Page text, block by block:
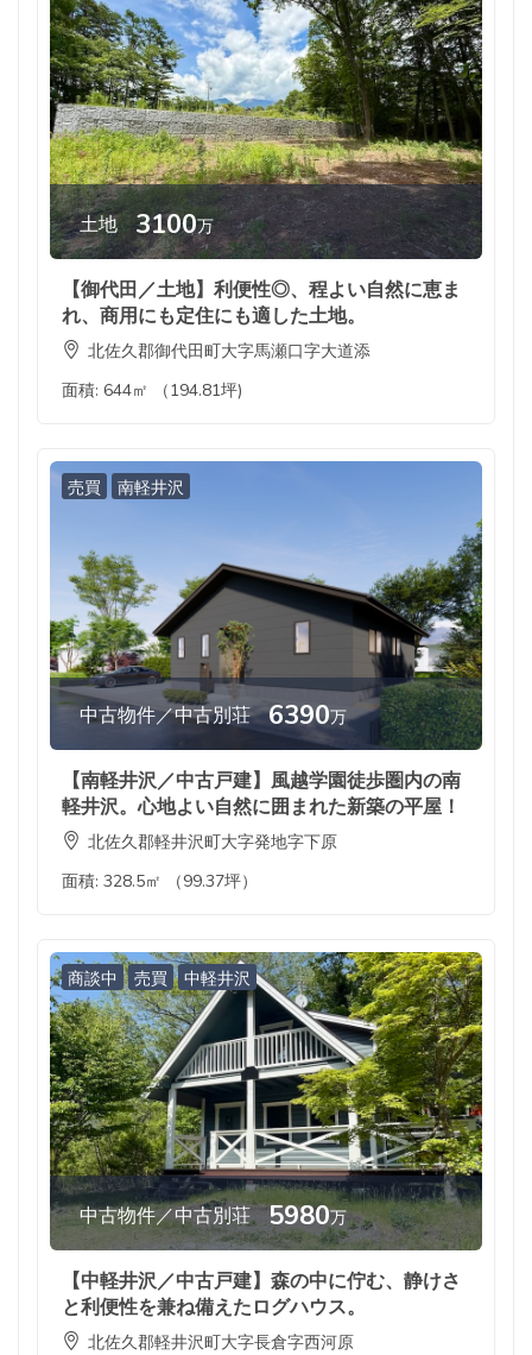
土地 3100万
【御代田／土地】利便性◎、程よい自然に恵ま
れ、商用にも定住にも適した土地。
北佐久郡御代田町大字馬瀬口字大道添
面積: 644㎡ （194.81坪)
売買 南軽井沢
中古物件／中古別荘 6390万
【南軽井沢／中古戸建】風越学園徒歩圏内の南
軽井沢。心地よい自然に囲まれた新築の平屋！
北佐久郡軽井沢町大字発地字下原
面積: 328.5㎡ （99.37坪）
商談中 売買 中軽井沢
中古物件／中古別荘 5980万
【中軽井沢／中古戸建】森の中に佇む、静けさ
と利便性を兼ね備えたログハウス。
北佐久郡軽井沢町大字長倉字西河原